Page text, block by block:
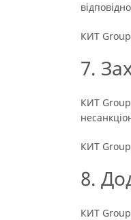
КИТ Group
7.
КИТ Group
КИТ
8.
КИТ Group